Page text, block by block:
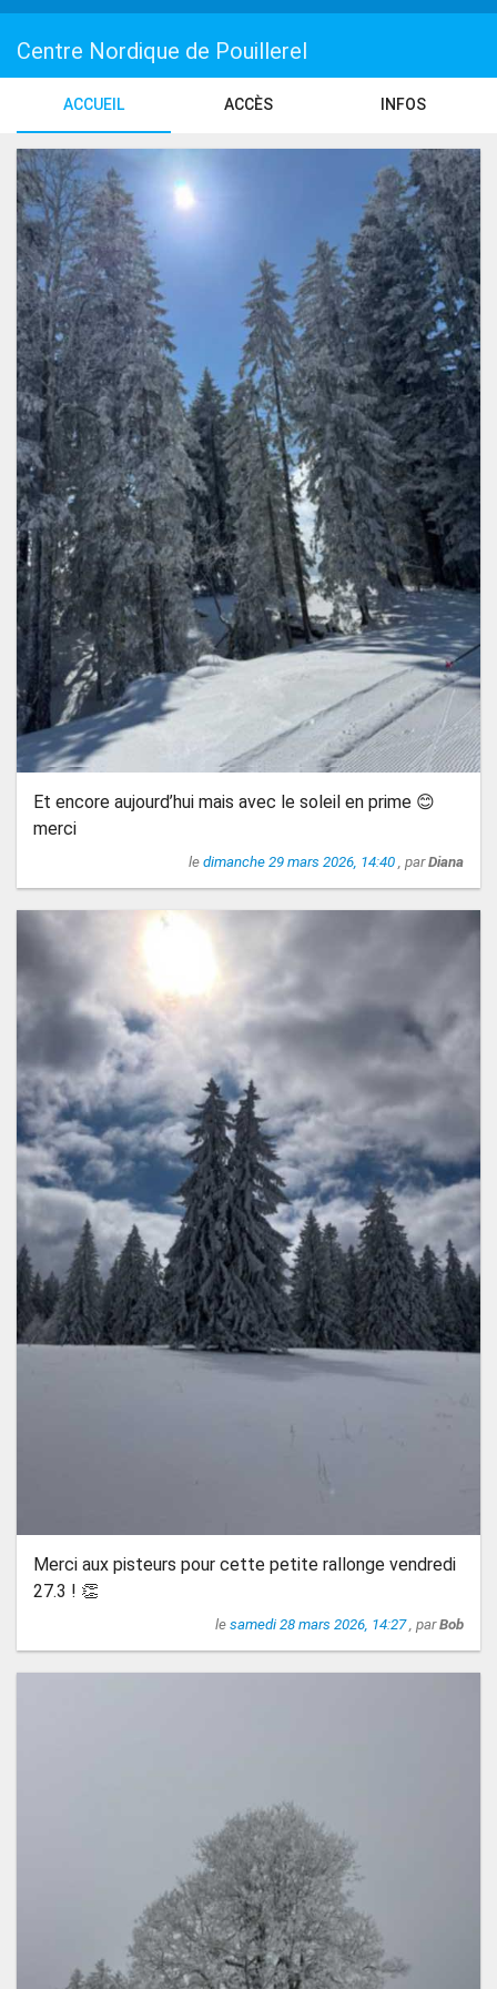
Centre Nordique de Pouillerel
ACCUEIL ACCÈS INFOS
Et encore aujourd’hui mais avec le soleil en prime 😊
merci
le dimanche 29 mars 2026, 14:40 , parDiana
Merci aux pisteurs pour cette petite rallonge vendredi
27.3 ! 👏
le samedi 28 mars 2026, 14:27 , parBob